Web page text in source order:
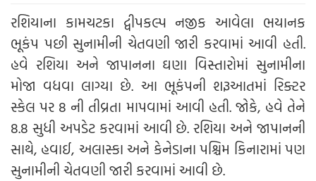
રશિયાના કામચટકા દ્વીપકલ્પ નજીક આવેલા ભયાનક
ભૂકંપ પછી સુનામીની ચેતવણી જારી કરવામાં આવી હતી.
હવે રશિયા અને જાપાનના ઘણા વિસ્તારોમાં સુનામીના
મોજા વધવા લાગ્યા છે. આ ભૂકંપની શરૂઆતમાં રિક્ટર
સ્કેલ પર 8 ની તીવ્રતા માપવામાં આવી હતી. જોકે, હવે તેને
8.8 સુધી અપડેટ કરવામાં આવી છે. રશિયા અને જાપાનની
સાથે, હવાઈ, અલાસ્કા અને કેનેડાના પશ્ચિમ કિનારામાં પણ
સુનામીની ચેતવણી જારી કરવામાં આવી છે.